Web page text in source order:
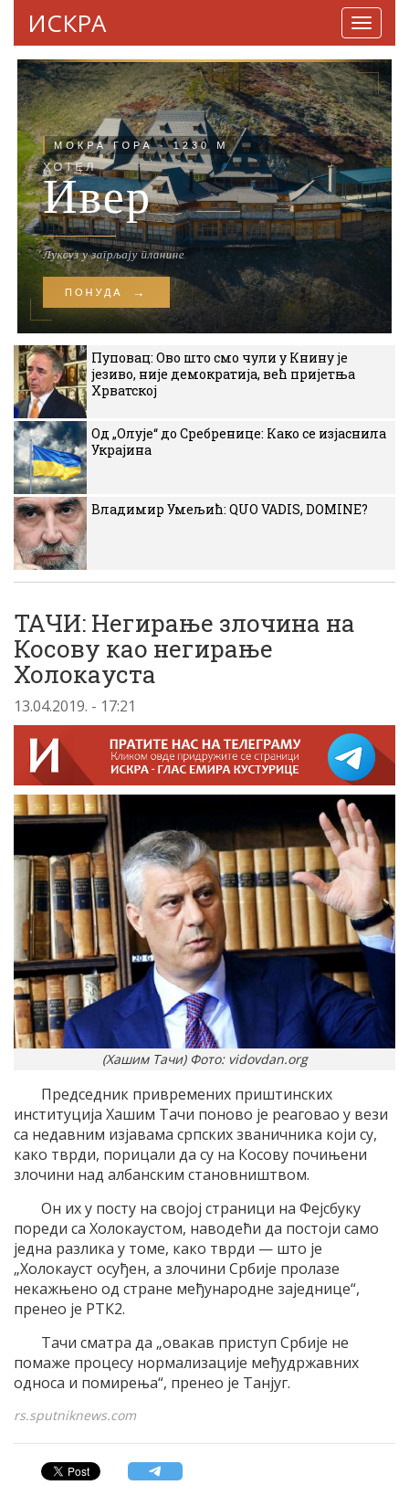
ИСКРА
Пуповац: Ово што смо чули у Книну је
језиво, није демократија, већ пријетња
Хрватској
Од „Олује“ до Сребренице: Како се изјаснила
Украјина
Владимир Умељић: QUO VADIS, DOMINE?
ТАЧИ: Негирање злочина на
Косову као негирање
Холокауста
13.04.2019. - 17:21
(Хашим Тачи) Фото: vidovdan.org
Председник привремених приштинских
институција Хашим Тачи поново је реаговао у вези
са недавним изјавама српских званичника који су,
како тврди, порицали да су на Косову почињени
злочини над албанским становништвом.
Он их у посту на својој страници на Фејсбуку
пореди са Холокаустом, наводећи да постоји само
једна разлика у томе, како тврди — што је
„Холокауст осуђен, а злочини Србије пролазе
некажњено од стране међународне заједнице“,
пренео је РТК2.
Тачи сматра да „овакав приступ Србије не
помаже процесу нормализације међудржавних
односа и помирења“, пренео је Танјуг.
rs.sputniknews.com